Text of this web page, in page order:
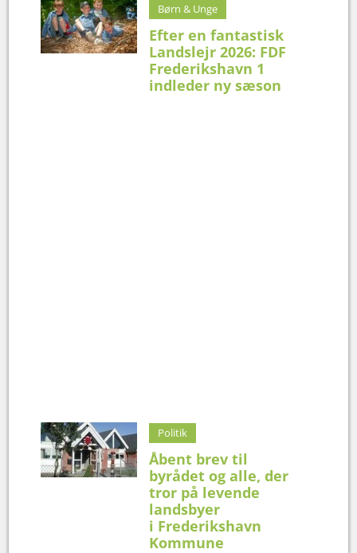
Børn & Unge
Efter en fantastisk
Landslejr 2026: FDF
Frederikshavn 1
indleder ny sæson
Politik
Åbent brev til
byrådet og alle, der
tror på levende
landsbyer
i Frederikshavn
Kommune